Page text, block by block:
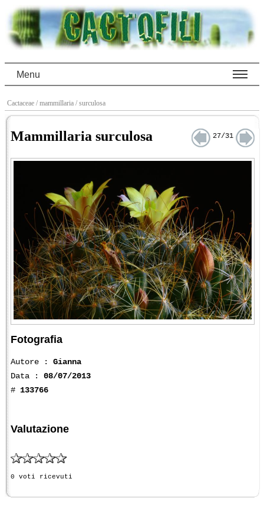
Menu
Cactaceae / mammillaria / surculosa
Mammillaria surculosa 27/31
Fotografia
Autore : Gianna
Data : 08/07/2013
# 133766
Valutazione
0 voti ricevuti